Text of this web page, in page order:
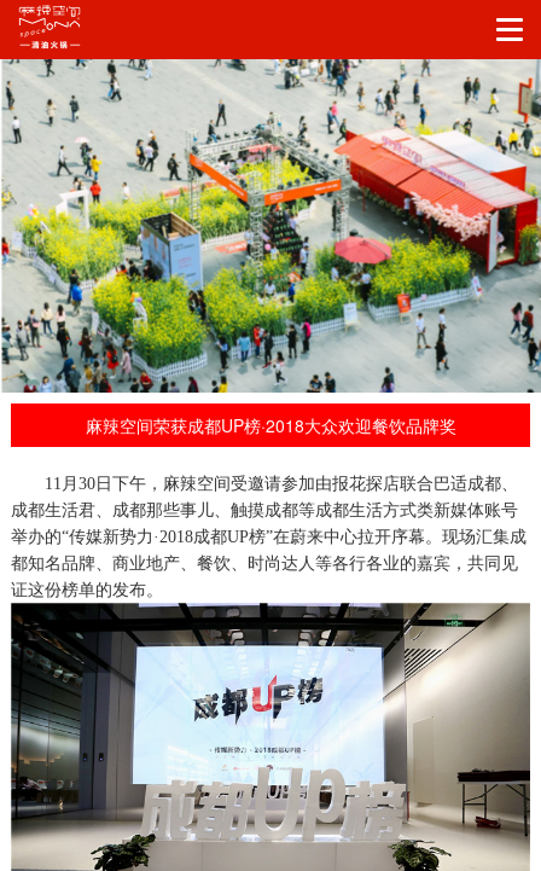
麻辣空间荣获成都UP榜·2018大众欢迎餐饮品牌奖
11月30日下午， 麻辣空间受邀请参加由报花探店联合巴适成都、
成都生活君、成都那些事儿、触摸成都等成都生活方式类新媒体账号
举办的“传媒新势力·2018成都UP榜”在蔚来中心拉开序幕。现场汇集成
都知名品牌、商业地产、餐饮、时尚达人等各行各业的嘉宾，共同见
证这份榜单的发布。